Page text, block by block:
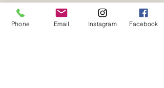
Phone Email Instagram Facebook